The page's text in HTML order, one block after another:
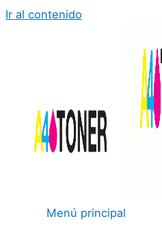
Ir al contenido
Menú principal